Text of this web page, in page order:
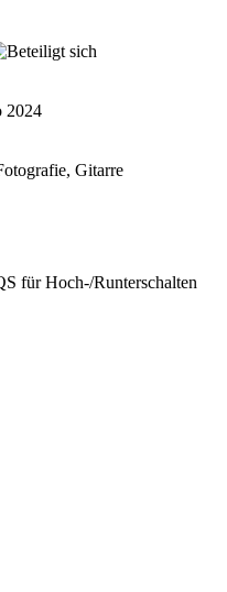
2024
Gitarre
für Hoch-/Runterschalten